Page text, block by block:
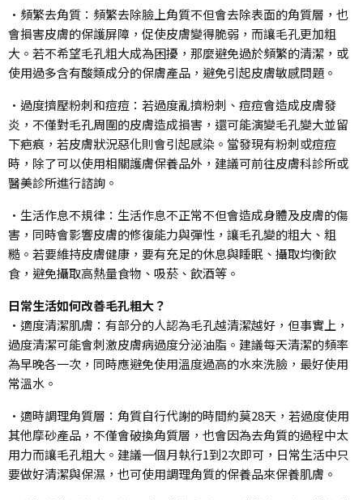
•頻繁去角質：頻繁去除臉上角質不但會去除表面的角質層，也
會損害皮膚的保護屏障，促使皮膚變得脆弱，而讓毛孔更加粗
大。若不希望毛孔粗大成為困擾，那麼避免過於頻繁的清潔，或
使用過多含有酸類成分的保膚產品，避免引起皮膚敏感問題。
•過度擠壓粉刺和痘痘：若過度亂擠粉刺、痘痘會造成皮膚發
炎，不僅對毛孔周圍的皮膚造成損害，還可能演變毛孔變大並留
下疤痕，若皮膚狀況惡化則會引起感染。當發現有粉刺或痘痘
時，除了可以使用相關護膚保養品外，建議可前往皮膚科診所或
醫美診所進行諮詢。
•生活作息不規律：生活作息不正常不但會造成身體及皮膚的傷
害，同時會影響皮膚的修復能力與彈性，讓毛孔變的粗大、粗
糙。若要維持皮膚健康，要有充足的休息與睡眠、攝取均衡飲
食，避免攝取高熱量食物、吸菸、飲酒等。
日常生活如何改善毛孔粗大？
•適度清潔肌膚：有部分的人認為毛孔越清潔越好，但事實上，
過度清潔可能會刺激皮膚病過度分泌油脂。建議每天清潔的頻率
為早晚各一次，同時應避免使用溫度過高的水來洗臉，最好使用
常溫水。
•適時調理角質層：角質自行代謝的時間約莫28天，若過度使用
其他摩砂產品，不僅會破換角質層，也會因為去角質的過程中太
用力而讓毛孔粗大。建議一個月執行1到2次即可，日常生活中只
要做好清潔與保濕，也可使用調理角質的保養品來保養肌膚。